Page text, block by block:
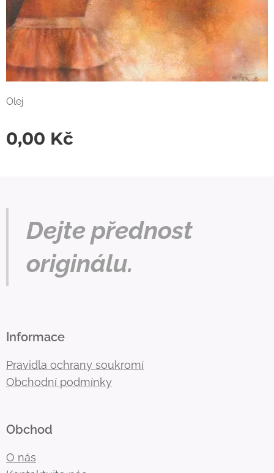
Olej
0,00 Kč
Dejte přednost
originálu.
Informace
Pravidla ochrany soukromí
Obchodní podmínky
Obchod
O nás